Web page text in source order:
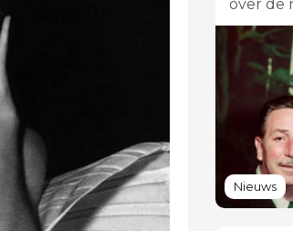
over de
Nieuws